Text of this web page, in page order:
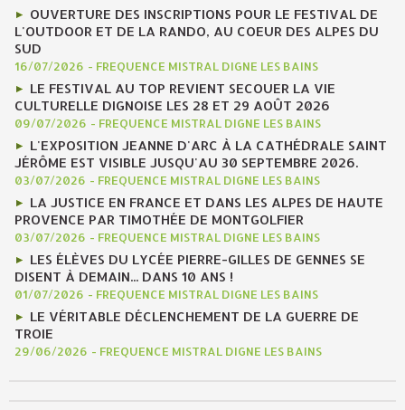
OUVERTURE DES INSCRIPTIONS POUR LE FESTIVAL DE
L'OUTDOOR ET DE LA RANDO, AU COEUR DES ALPES DU
SUD
16/07/2026 - FREQUENCE MISTRAL DIGNE LES BAINS
LE FESTIVAL AU TOP REVIENT SECOUER LA VIE
CULTURELLE DIGNOISE LES 28 ET 29 AOÛT 2026
09/07/2026 - FREQUENCE MISTRAL DIGNE LES BAINS
L'EXPOSITION JEANNE D'ARC À LA CATHÉDRALE SAINT
JÉRÔME EST VISIBLE JUSQU'AU 30 SEPTEMBRE 2026.
03/07/2026 - FREQUENCE MISTRAL DIGNE LES BAINS
LA JUSTICE EN FRANCE ET DANS LES ALPES DE HAUTE
PROVENCE PAR TIMOTHÉE DE MONTGOLFIER
03/07/2026 - FREQUENCE MISTRAL DIGNE LES BAINS
LES ÉLÈVES DU LYCÉE PIERRE-GILLES DE GENNES SE
DISENT À DEMAIN... DANS 10 ANS !
01/07/2026 - FREQUENCE MISTRAL DIGNE LES BAINS
LE VÉRITABLE DÉCLENCHEMENT DE LA GUERRE DE
TROIE
29/06/2026 - FREQUENCE MISTRAL DIGNE LES BAINS